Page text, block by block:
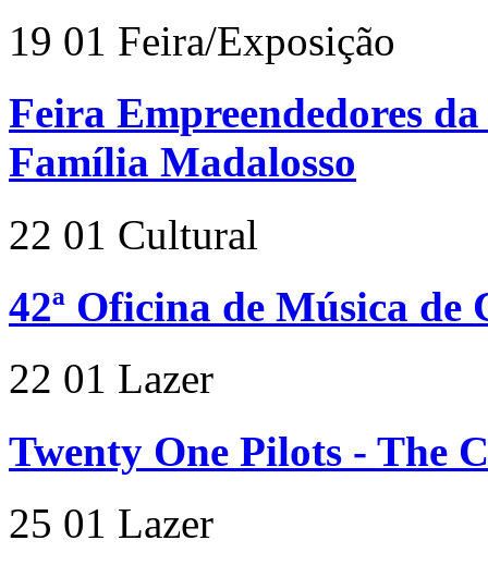
19 01 Feira/Exposição
Feira Empreendedores
Família Madalosso
22 01 Cultural
42ª Oficina de Música de
22 01 Lazer
Twenty One Pilots - The
25 01 Lazer